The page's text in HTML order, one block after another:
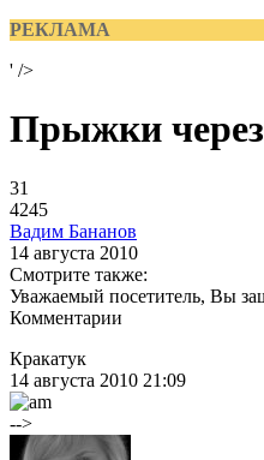
РЕКЛАМА
' />
Прыжки
31
4245
Вадим Бананов
14 августа 2010
Смотрите также:
Уважаемый посетитель, Вы
Комментарии
Кракатук
14 августа 2010 21:09
-->